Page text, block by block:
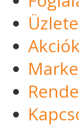
Akciók